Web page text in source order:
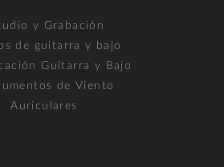
y Grabación
de guitarra y bajo
Guitarra y Bajo
de Viento
Auriculares